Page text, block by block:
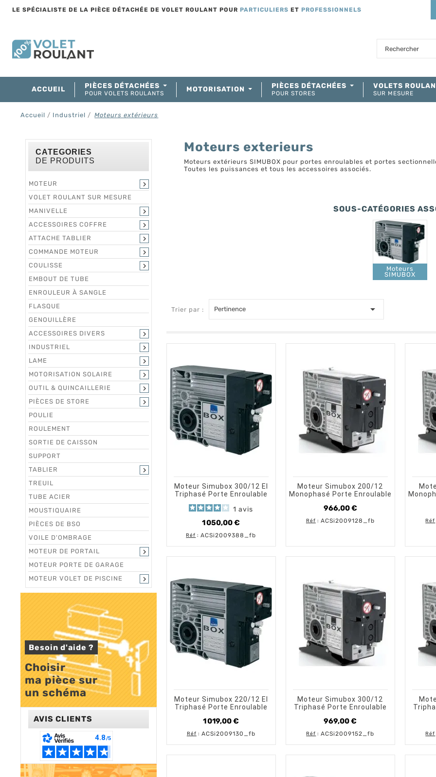
LE SPÉCIALISTE DE LA PIÈCE DÉTACHÉE DE VOLET ROULANT POUR PARTICULIERS ET PROFESSIONNELS
ACCUEIL PIÈCES DÉTACHÉES
POUR VOLETS ROULANTS MOTORISATION PIÈCES DÉTACHÉES
POUR STORES
VOLETS
SUR MESURE
Accueil Industriel Moteurs extérieurs
CATEGORIES
DE PRODUITS
MOTEUR 
VOLET ROULANT SUR MESURE
MANIVELLE

ACCESSOIRES COFFRE 
ATTACHE TABLIER 
COMMANDE MOTEUR 
COULISSE 
EMBOUT DE TUBE
ENROULEUR À SANGLE
FLASQUE
GENOUILLÈRE
ACCESSOIRES DIVERS

INDUSTRIEL 
LAME 
MOTORISATION SOLAIRE 
OUTIL & QUINCAILLERIE 
PIÈCES DE STORE 
POULIE
ROULEMENT
SORTIE DE CAISSON
SUPPORT
TABLIER

TREUIL
TUBE ACIER
MOUSTIQUAIRE
PIÈCES DE BSO
VOILE D'OMBRAGE
MOTEUR DE PORTAIL

MOTEUR PORTE DE GARAGE
MOTEUR VOLET DE PISCINE

Besoin d'aide ?
Choisir
ma pièce sur
un schéma
AVIS CLIENTS
Moteurs exterieurs
Moteurs extérieurs SIMUBOX pour portes enroulables et portes
Toutes les puissances et tous les accessoires associés.
SOUS-CATÉGORIES
Moteurs
SIMUBOX
Trier par : Pertinence 
Moteur Simubox 300/12 EI
Triphasé Porte Enroulable
1avis
1 050,00 €
Prix
Réf : ACSi2009388_fb
Moteur Simubox 200/12
Monophasé Porte Enroulable
966,00 €
Prix
Réf : ACSi2009128_fb Réf
Moteur Simubox 220/12 EI
Triphasé Porte Enroulable
1 019,00 €
Prix
Réf : ACSi2009130_fb
Moteur Simubox 300/12
Triphasé Porte Enroulable
969,00 €
Prix
Réf : ACSi2009152_fb Réf